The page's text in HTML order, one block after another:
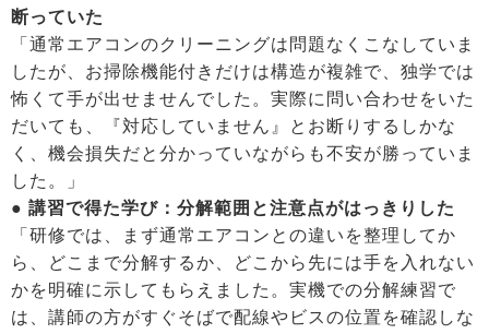
断っていた
「通常エアコンのクリーニングは問題なくこなしていま
したが、お掃除機能付きだけは構造が複雑で、独学では
怖くて手が出せませんでした。実際に問い合わせをいた
だいても、『対応していません』とお断りするしかな
く、機会損失だと分かっていながらも不安が勝っていま
した。」
● 講習で得た学び：分解範囲と注意点がはっきりした
「研修では、まず通常エアコンとの違いを整理してか
ら、どこまで分解するか、どこから先には手を入れない
かを明確に示してもらえました。実機での分解練習で
は、講師の方がすぐそばで配線やビスの位置を確認しな